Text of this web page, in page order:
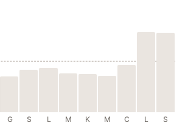
G S L M K M C L S